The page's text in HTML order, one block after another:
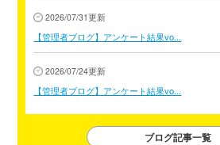
2026/07/31更新
【管理者ブログ】アンケート結果vo...
2026/07/24更新
【管理者ブログ】アンケート結果vo...
ブログ記事一覧